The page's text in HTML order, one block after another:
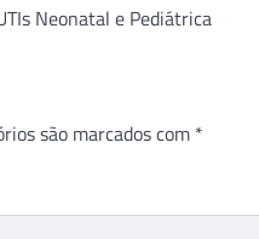
Neonatal e Pediátrica
são marcados com *